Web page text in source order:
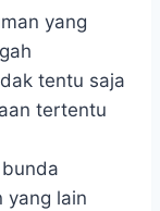
yang
tentu saja
tertentu
yang lain